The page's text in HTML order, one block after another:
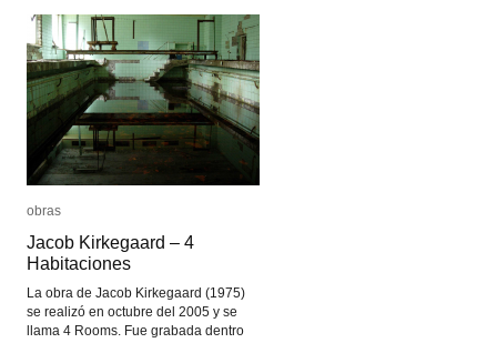
obras
Jacob Kirkegaard – 4
Habitaciones
La obra de Jacob Kirkegaard (1975)
se realizó en octubre del 2005 y se
llama 4 Rooms. Fue grabada dentro
obras
Jacob Kirkegaard – 4
Habitaciones